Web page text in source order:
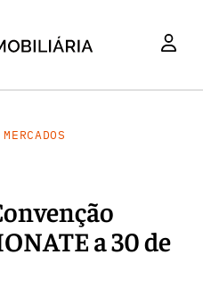
MERCADOS
a 30 de